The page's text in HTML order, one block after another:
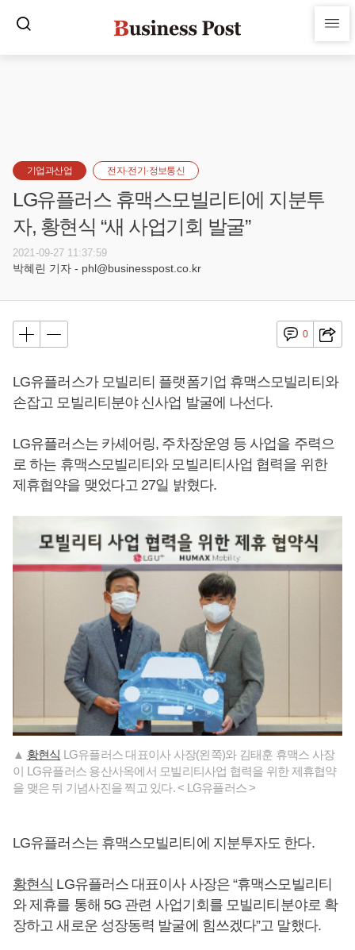
기업과산업 전자·전기·정보통신
LG유플러스 휴맥스모빌리티에 지분투
자, 황현식 “새 사업기회 발굴”
2021-09-27 11:37:59
박혜린 기자 - phl@businesspost.co.kr
0
LG유플러스가 모빌리티 플랫폼기업 휴맥스모빌리티와
손잡고 모빌리티분야 신사업 발굴에 나선다.
LG유플러스는 카셰어링, 주차장운영 등 사업을 주력으
로 하는 휴맥스모빌리티와 모빌리티사업 협력을 위한
제휴협약을 맺었다고 27일 밝혔다.
▲ 황현식 LG유플러스 대표이사 사장(왼쪽)와 김태훈 휴맥스 사장
이 LG유플러스 용산사옥에서 모빌리티사업 협력을 위한 제휴협약
을 맺은 뒤 기념사진을 찍고 있다. < LG유플러스 >
LG유플러스는 휴맥스모빌리티에 지분투자도 한다.
황현식 LG유플러스 대표이사 사장은 “휴맥스모빌리티
와 제휴를 통해 5G 관련 사업기회를 모빌리티분야로 확
장하고 새로운 성장동력 발굴에 힘쓰겠다”고 말했다.